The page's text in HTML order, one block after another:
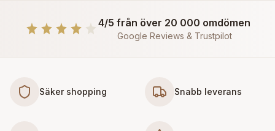
4/5 från över 20 000 omdömen
Google Reviews & Trustpilot
Säker shopping Snabb leverans